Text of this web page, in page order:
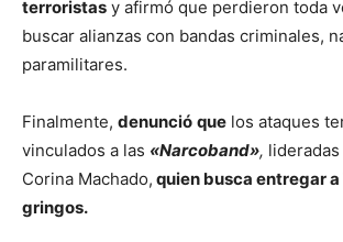
terroristas y afirmó que perdieron toda
buscar alianzas con bandas criminales,
paramilitares.
Finalmente, denunció que los ataques
vinculados a las «Narcoband»,
Corina Machado, quien busca entregar
gringos.